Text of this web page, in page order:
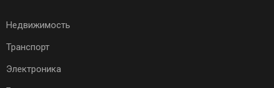
Недвижимость
Транспорт
Электроника